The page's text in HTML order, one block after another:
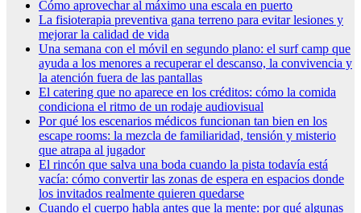
Cómo aprovechar al máximo una escala en puerto
La fisioterapia preventiva gana terreno para evitar lesiones y
mejorar la calidad de vida
Una semana con el móvil en segundo plano: el surf camp que
ayuda a los menores a recuperar el descanso, la convivencia y
la atención fuera de las pantallas
El catering que no aparece en los créditos: cómo la comida
condiciona el ritmo de un rodaje audiovisual
Por qué los escenarios médicos funcionan tan bien en los
escape rooms: la mezcla de familiaridad, tensión y misterio
que atrapa al jugador
El rincón que salva una boda cuando la pista todavía está
vacía: cómo convertir las zonas de espera en espacios donde
los invitados realmente quieren quedarse
Cuando el cuerpo habla antes que la mente: por qué algunas